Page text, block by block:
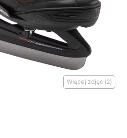
Więcej zdjęć (2)